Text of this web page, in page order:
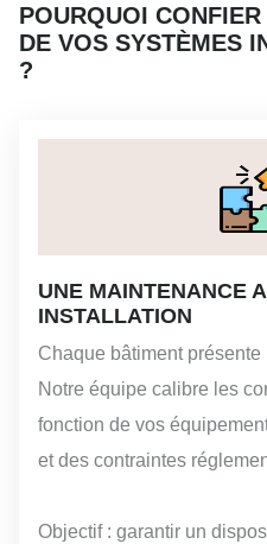
POURQUOI
DE VOS SYSTÈMES
?
UNE MAINTENANCE
INSTALLATION
Chaque bâtiment
Notre équipe calibre les
fonction de vos
et des contraintes
Objectif : garantir un